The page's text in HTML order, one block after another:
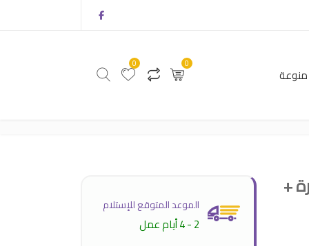
0
0
0
0
2025 | خمرة +
الموعد المتوقع للإستلام
2 - 4 أيام عمل